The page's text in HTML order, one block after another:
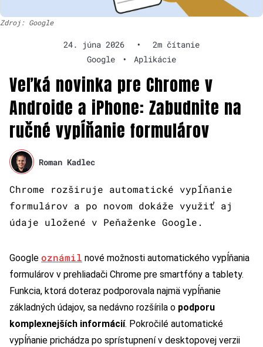
Zdroj: Google
24. júna 2026 •
2m čítanie
Google
• Aplikácie
Veľká novinka pre Chrome v
Androide a iPhone: Zabudnite na
ručné vypĺňanie formulárov
Roman Kadlec
Chrome rozširuje automatické vypĺňanie
formulárov a po novom dokáže využiť aj
údaje uložené v Peňaženke Google.
Google oznámil nové možnosti automatického vypĺňania
formulárov v prehliadači Chrome pre smartfóny a tablety.
Funkcia, ktorá doteraz podporovala najmä vypĺňanie
základných údajov, sa nedávno rozšírila o podporu
komplexnejších informácií. Pokročilé automatické
vypĺňanie prichádza po sprístupnení v desktopovej verzii